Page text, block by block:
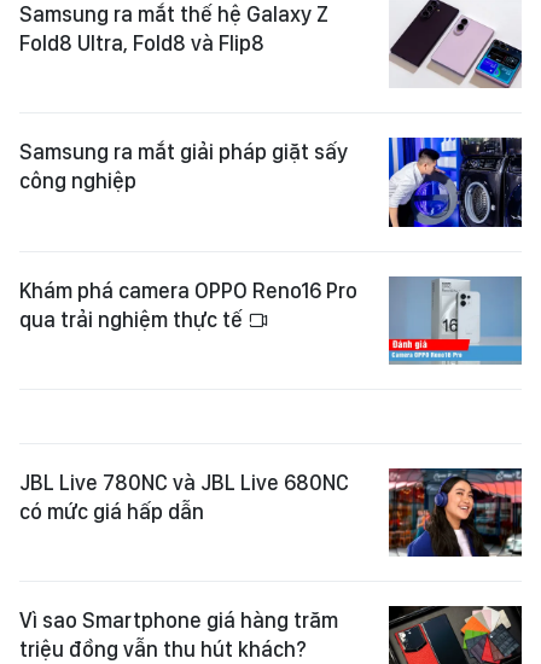
Samsung ra mắt thế hệ Galaxy Z
Fold8 Ultra, Fold8 và Flip8
Samsung ra mắt giải pháp giặt sấy
công nghiệp
Khám phá camera OPPO Reno16 Pro
qua trải nghiệm thực tế
JBL Live 780NC và JBL Live 680NC
có mức giá hấp dẫn
Vì sao Smartphone giá hàng trăm
triệu đồng vẫn thu hút khách?